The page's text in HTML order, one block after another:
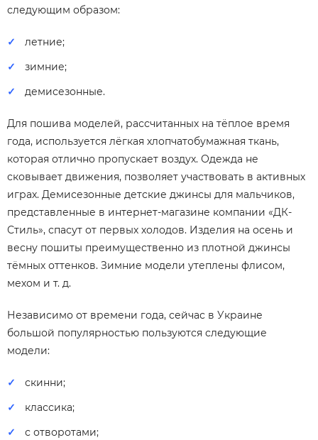
следующим образом:
летние;
зимние;
демисезонные.
Для пошива моделей, рассчитанных на тёплое время
года, используется лёгкая хлопчатобумажная ткань,
которая отлично пропускает воздух. Одежда не
сковывает движения, позволяет участвовать в активных
играх. Демисезонные детские джинсы для мальчиков,
представленные в интернет-магазине компании «ДК-
Стиль», спасут от первых холодов. Изделия на осень и
весну пошиты преимущественно из плотной джинсы
тёмных оттенков. Зимние модели утеплены флисом,
мехом и т. д.
Независимо от времени года, сейчас в Украине
большой популярностью пользуются следующие
модели:
скинни;
классика;
с отворотами;